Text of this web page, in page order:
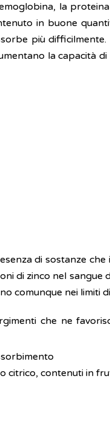
la
in buone
più
la capacità
di sostanze che
di zinco nel sangue
comunque nei limiti
che ne
citrico, contenuti in